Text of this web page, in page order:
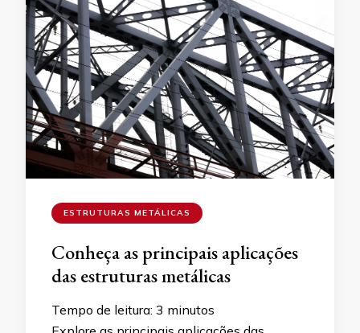
ESTRUTURAS METÁLICAS
Conheça as principais aplicações
das estruturas metálicas
Tempo de leitura: 3 minutos